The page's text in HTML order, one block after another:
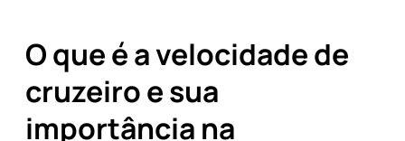
O que é a velocidade de
cruzeiro e sua
importância na